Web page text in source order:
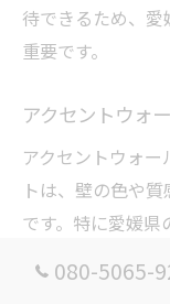
待できるため、
重要です。
アクセントウォ
アクセントウォー
トは、壁の色や
です。特に愛媛
いため、耐湿性
080-5065-